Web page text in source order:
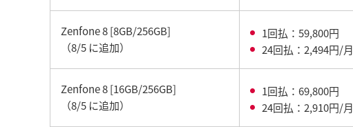
Zenfone 8 [8GB/256GB]
（8/5 に追加）
1回払：59,800円
24回払：2,494円/月
Zenfone 8 [16GB/256GB]
（8/5 に追加）
1回払：69,800円
24回払：2,910円/月